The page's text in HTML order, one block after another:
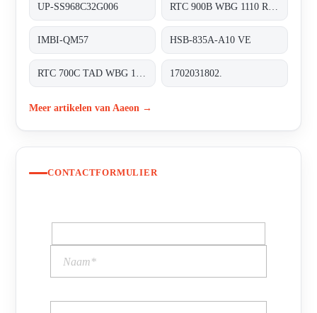
UP-SS968C32G006
IMBI-QM57 HSB-835A-A10 VE
1702031802.
Meer artikelen van Aaeon →
CONTACTFORMULIER